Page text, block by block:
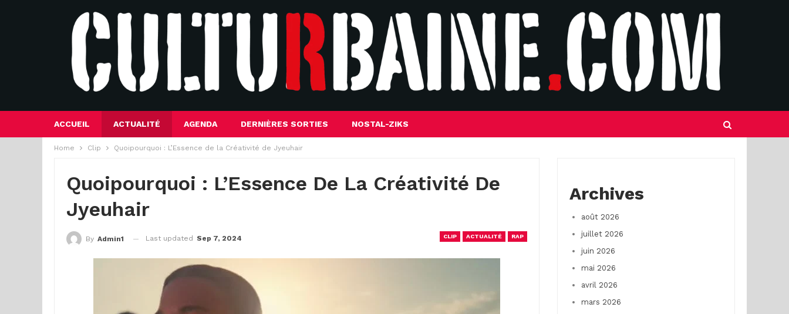
ACCUEIL ACTUALITÉ AGENDA DERNIÈRES SORTIES NOSTAL-ZIKS
Home Clip Quoipourquoi : L’Essence de la Créativité de Jyeuhair
Quoipourquoi : L’Essence De La Créativité De
Jyeuhair
CLIP ACTUALITÉ RAP
By Admin1 Last updated Sep 7, 2024
Archives
août 2026
juillet 2026
juin 2026
mai 2026
avril 2026
mars 2026